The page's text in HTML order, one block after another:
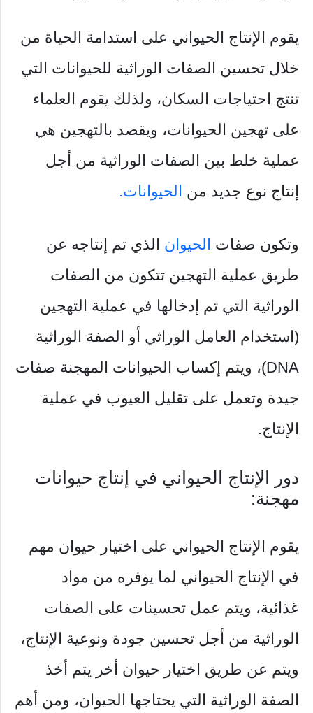
يقوم الإنتاج الحيواني على استدامة الحياة من
خلال تحسين الصفات الوراثية للحيوانات التي
تنتج احتياجات السكان، ولذلك يقوم العلماء
على تهجين الحيوانات، ويقصد بالتهجين هي
عملية خلط بين الصفات الوراثية من أجل
إنتاج نوع جديد من الحيوانات.
وتكون صفات الحيوان الذي تم إنتاجه عن
طريق عملية التهجين تتكون من الصفات
الوراثية التي تم إدخالها في عملية التهجين
(استخدام العامل الوراثي أو الصفة الوراثية
DNA)، ويتم إكساب الحيوانات المهجنة صفات
جيدة وتعمل على تقليل العيوب في عملية
الإنتاج.
دور الإنتاج الحيواني في إنتاج حيوانات
مهجنة:
يقوم الإنتاج الحيواني على اختيار حيوان مهم
في الإنتاج الحيواني لما يوفره من مواد
غذائية، ويتم عمل تحسينات على الصفات
الوراثية من أجل تحسين جودة ونوعية الإنتاج،
ويتم عن طريق اختيار حيوان أخر يتم أخذ
الصفة الوراثية التي يحتاجها الحيوان، ومن أهم